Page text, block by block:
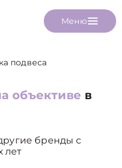
Меню
подвеса
объективе в
бренды с
лет